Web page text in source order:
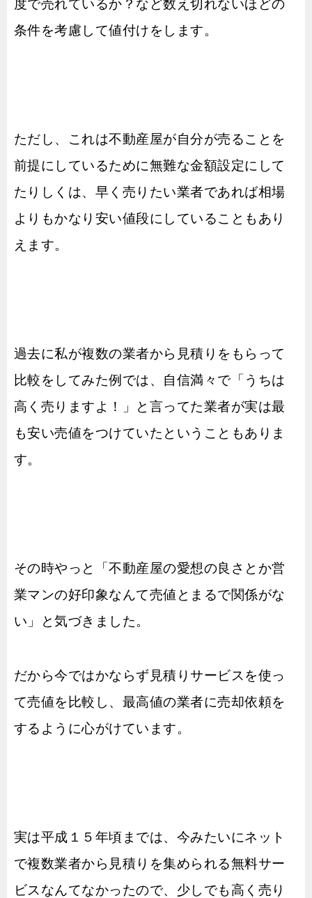
度で売れているか？など数え切れないほどの
条件を考慮して値付けをします。
ただし、これは不動産屋が自分が売ることを
前提にしているために無難な金額設定にして
たりしくは、早く売りたい業者であれば相場
よりもかなり安い値段にしていることもあり
えます。
過去に私が複数の業者から見積りをもらって
比較をしてみた例では、自信満々で「うちは
高く売りますよ！」と言ってた業者が実は最
も安い売値をつけていたということもありま
す。
その時やっと「不動産屋の愛想の良さとか営
業マンの好印象なんて売値とまるで関係がな
い」と気づきました。
だから今ではかならず見積りサービスを使っ
て売値を比較し、最高値の業者に売却依頼を
するように心がけています。
実は平成１５年頃までは、今みたいにネット
で複数業者から見積りを集められる無料サー
ビスなんてなかったので、少しでも高く売り